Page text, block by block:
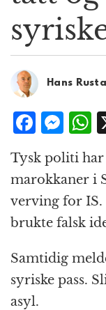
Hans
F
a
c
e
b
o
o
k
M
e
ss
e
n
g
e
r
s
p
p
Tysk politi har
marokkaner i
verving for IS.
brukte falsk
Samtidig
syriske pass.
asyl.